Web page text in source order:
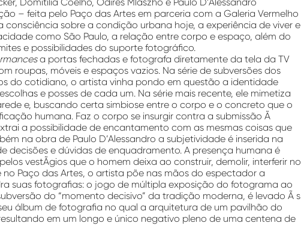
– feita pelo Paço das Artes em parceria com a Galeria Vermelho
sobre a condição urbana hoje, a experiência de viver e
como São Paulo, a relação entre corpo e espaço, além do
e possibilidades do suporte fotográfico.
a portas fechadas e fotografa diretamente da tela da TV
roupas, móveis e espaços vazios. Na série de subversões dos
do cotidiano, o artista vinha pondo em questão a identidade
e posses de cada um. Na série mais recente, ele mimetiza
e, buscando certa simbiose entre o corpo e o concreto que o
humana. Faz o corpo se insurgir contra a submissão Ã
a possibilidade de encantamento com as mesmas coisas que
na obra de Paulo D’Alessandro a subjetividade é inserida na
decisões e dúvidas de enquadramento. A presença humana é
vestÃ­gios que o homem deixa ao construir, demolir, interferir no
Paço das Artes, o artista põe nas mãos do espectador a
suas fotografias: o jogo de múltipla exposição do fotograma ao
do “momento decisivo” da tradição moderna, é levado Ã s
álbum de fotografia no qual a arquitetura de um pavilhão do
em um longo e único negativo pleno de uma centena de